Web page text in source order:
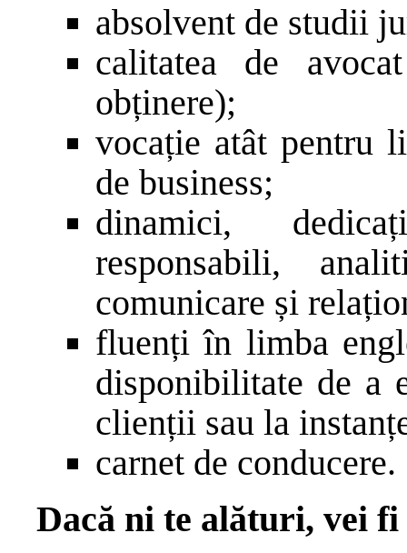
absolvent de studii
calitatea de
obținere);
vocație atât pentru
de business;
dinamici,
responsabili,
comunicare și
fluenți în limba
disponibilitate de a
clienții sau la
carnet de conducere.
Dacă ni te alături, vei